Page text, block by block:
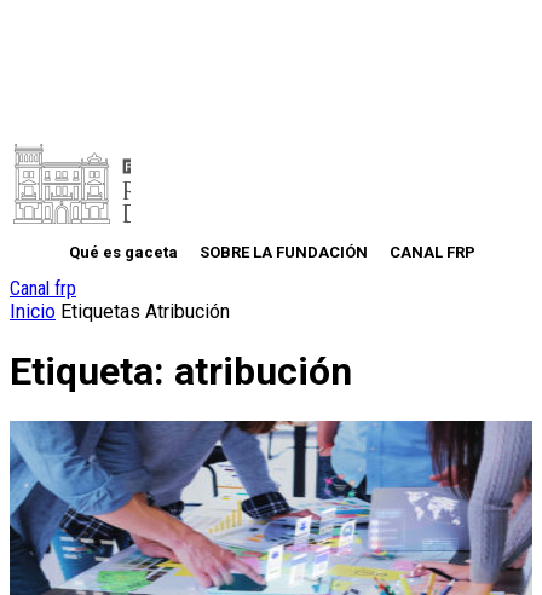
Qué es gaceta SOBRE LA FUNDACIÓN CANAL FRP
Canal frp
Inicio Etiquetas Atribución
Etiqueta: atribución